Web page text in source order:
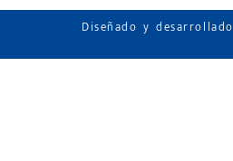
Diseñado y